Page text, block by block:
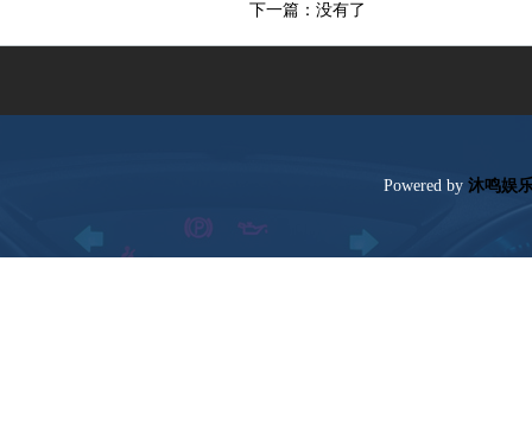
下一篇：没有了
Poweredby 沐鸣娱